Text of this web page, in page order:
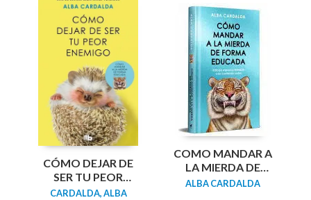
CÓMO DEJAR DE
SER TU PEOR
ENEMIGO (EDICIÓN
CARDALDA, ALBA
COMO MANDAR A
LA MIERDA DE
FORMA EDUCADA
ALBA CARDALDA